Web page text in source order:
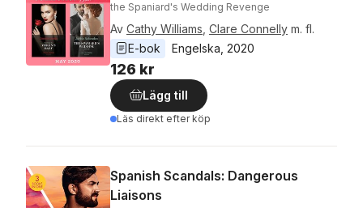
the Spaniard's Wedding Revenge
Av Cathy Williams Clare Connelly m. fl.
E-bok
Engelska 2020
126 kr
Lägg till
Läs direkt efter köp
Spanish Scandals: Dangerous
Liaisons